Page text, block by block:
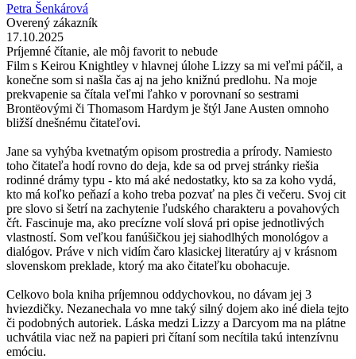
Petra Šenkárová
Overený zákazník
17.10.2025
Príjemné čítanie, ale môj favorit to nebude
Film s Keirou Knightley v hlavnej úlohe Lizzy sa mi veľmi páčil, a
konečne som si našla čas aj na jeho knižnú predlohu. Na moje
prekvapenie sa čítala veľmi ľahko v porovnaní so sestrami
Brontëovými či Thomasom Hardym je štýl Jane Austen omnoho
bližší dnešnému čitateľovi.
Jane sa vyhýba kvetnatým opisom prostredia a prírody. Namiesto
toho čitateľa hodí rovno do deja, kde sa od prvej stránky riešia
rodinné drámy typu - kto má aké nedostatky, kto sa za koho vydá,
kto má koľko peňazí a koho treba pozvať na ples či večeru. Svoj cit
pre slovo si šetrí na zachytenie ľudského charakteru a povahových
čŕt. Fascinuje ma, ako precízne volí slová pri opise jednotlivých
vlastností. Som veľkou fanúšičkou jej siahodlhých monológov a
dialógov. Práve v nich vidím čaro klasickej literatúry aj v krásnom
slovenskom preklade, ktorý ma ako čitateľku obohacuje.
Celkovo bola kniha príjemnou oddychovkou, no dávam jej 3
hviezdičky. Nezanechala vo mne taký silný dojem ako iné diela tejto
či podobných autoriek. Láska medzi Lizzy a Darcyom ma na plátne
uchvátila viac než na papieri pri čítaní som necítila takú intenzívnu
emóciu.